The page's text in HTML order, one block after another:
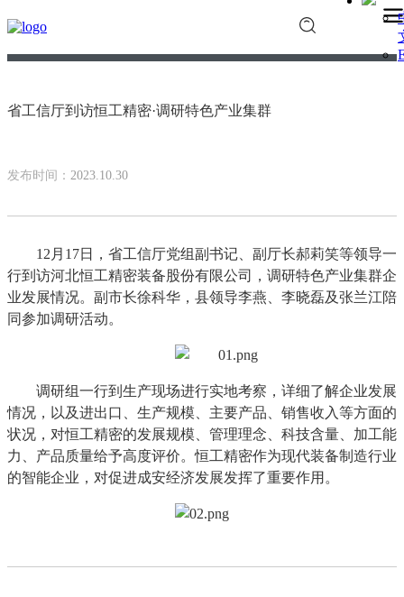
省工信厅到访恒工精密·调研特色产业集群
发布时间： 2023.10.30
12月17日，省工信厅党组副书记、副厅长郝莉笑等领导一
行到访河北恒工精密装备股份有限公司，调研特色产业集群企
业发展情况。副市长徐科华，县领导李燕、李晓磊及张兰江陪
同参加调研活动。
调研组一行到生产现场进行实地考察，详细了解企业发展
情况，以及进出口、生产规模、主要产品、销售收入等方面的
状况，对恒工精密的发展规模、管理理念、科技含量、加工能
力、产品质量给予高度评价。恒工精密作为现代装备制造行业
的智能企业，对促进成安经济发展发挥了重要作用。